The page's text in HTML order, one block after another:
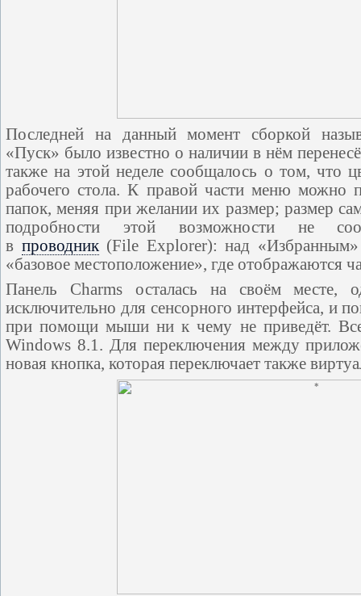
Последней на данный момент сборкой
«Пуск» было известно о наличии в нём
также на этой неделе сообщалось о том, что
рабочего стола. К правой части меню можно
папок, меняя при желании их размер; размер
подробности этой возможности не
в проводник(File Explorer): над «Избранным»
«базовое местоположение», где отображаются
Панель Charms осталась на своём месте,
исключительно для сенсорного интерфейса, и
при помощи мыши ни к чему не приведёт.
Windows 8.1. Для переключения между
новая кнопка, которая переключает также